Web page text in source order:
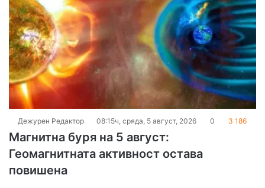
Дежурен Редактор 08:15ч, сряда, 5 август, 2026 0 3 186
Магнитна буря на 5 август:
Геомагнитната активност остава
повишена